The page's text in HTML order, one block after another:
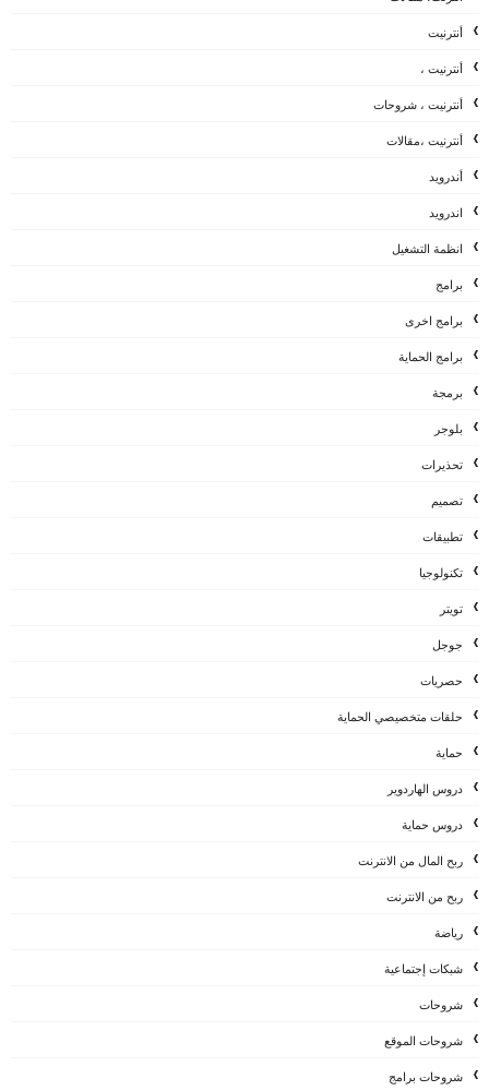
أنترنيت
أنترنيت ،
أنترنيت ، شروحات
أنترنيت ،مقالات
أندرويد
اندرويد
انظمة التشغيل
برامج
برامج اخرى
برامج الحماية
برمجة
بلوجر
تحذيرات
تصميم
تطبيقات
تكنولوجيا
تويتر
جوجل
حصريات
حلقات متخصيصي الحماية
حماية
دروس الهاردوير
دروس حماية
ربح المال من الانترنت
ربح من الانترنت
رياضة
شبكات إجتماعية
شروحات
شروحات الموقع
شروحات برامج